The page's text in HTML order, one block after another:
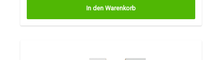
In den Warenkorb